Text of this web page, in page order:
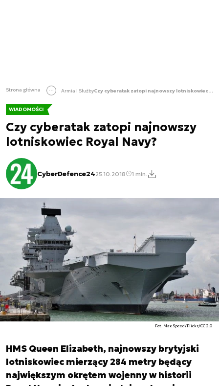
Strona główna Armia i Służby Czy cyberatak zatopi najnowszy lotniskowiec Royal Navy?
WIADOMOŚCI
Czy cyberatak zatopi najnowszy
lotniskowiec Royal Navy?
CyberDefence2425.10.2018 1 min.
Fot. Max Speed/Flickr/CC 2.0
HMS Queen Elizabeth, najnowszy brytyjski
lotniskowiec mierzący 284 metry będący
największym okrętem wojenny w historii